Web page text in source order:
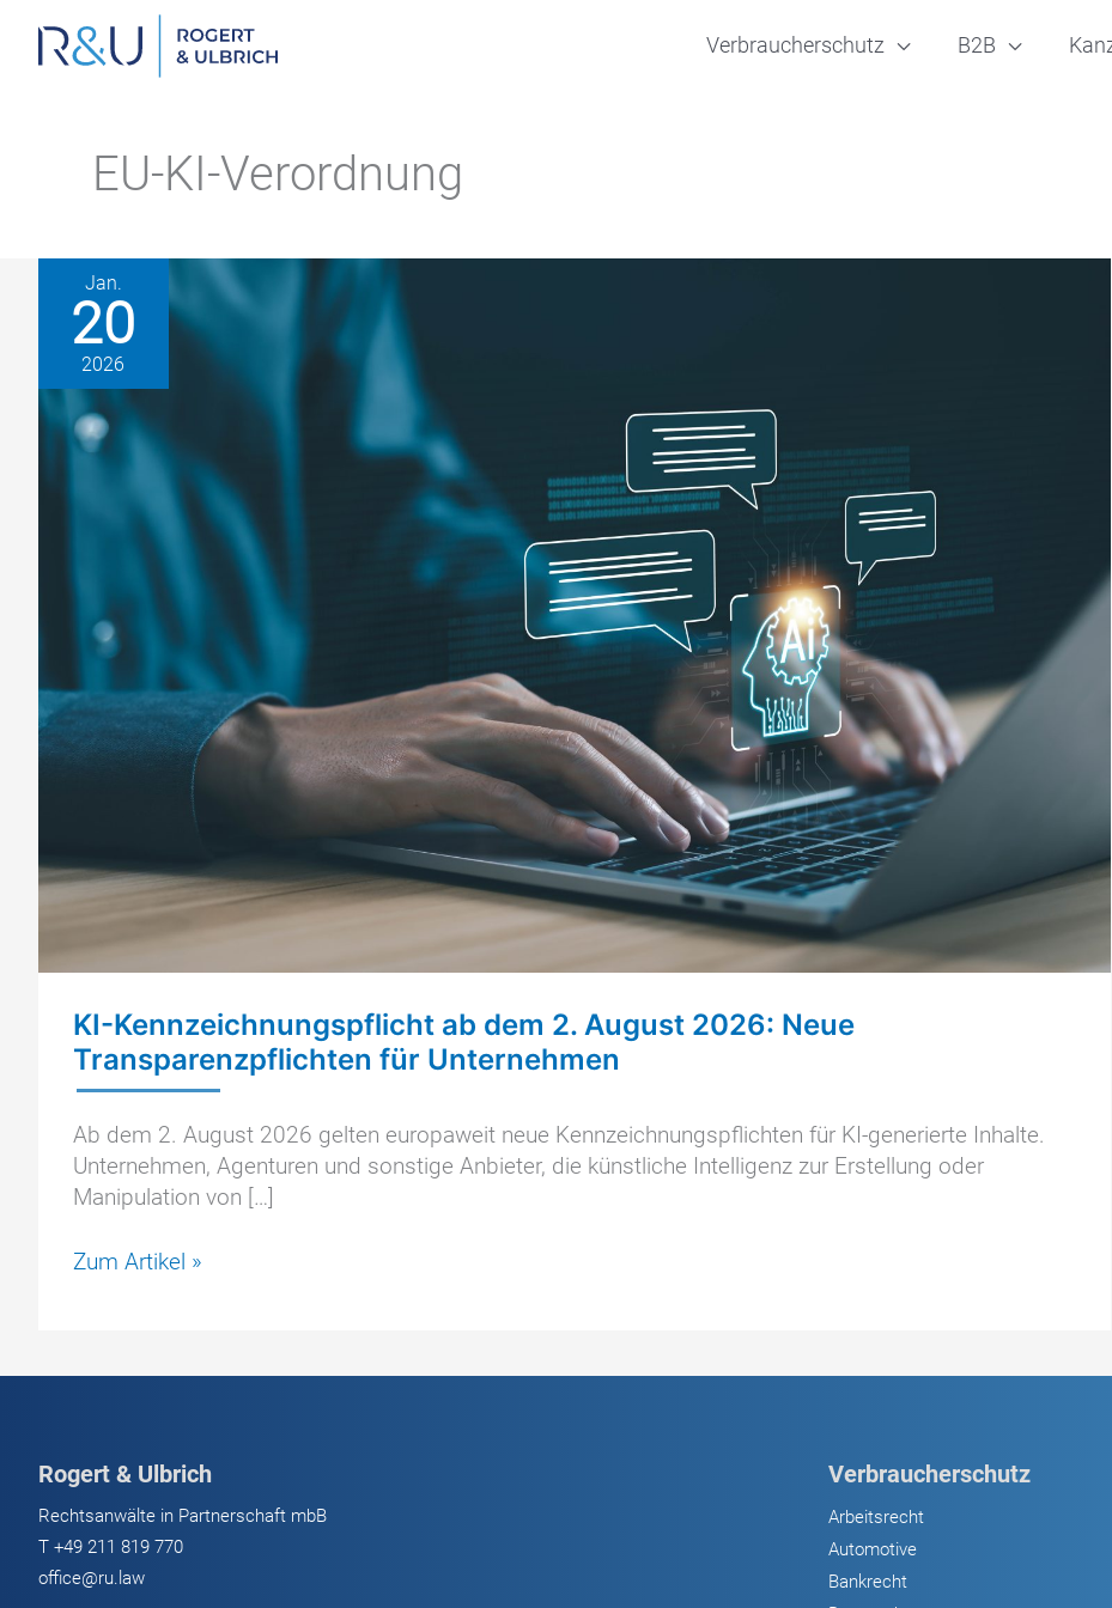
Verbraucherschutz B2B
EU-KI-Verordnung
Jan.
20
2026
KI-Kennzeichnungspflicht ab dem 2. August 2026: Neue
Transparenzpflichten für Unternehmen
Ab dem 2. August 2026 gelten europaweit neue Kennzeichnungspflichten für KI-generierte Inhalte.
Unternehmen, Agenturen und sonstige Anbieter, die künstliche Intelligenz zur Erstellung oder
Manipulation von […]
KI-
2.
Neue
Transparenzpflichten
für
Unternehmen
Zum Artikel »
Rogert & Ulbrich
Rechtsanwälte in Partnerschaft mbB
T +49 211 819 770
office@ru.law
Verbraucherschutz
Arbeitsrecht
Automotive
Bankrecht